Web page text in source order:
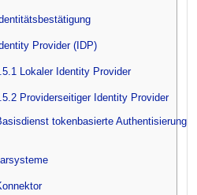
Provider (IDP)
Lokaler Identity Provider
Providerseitiger Identity Provider
tokenbasierte Authentisierung